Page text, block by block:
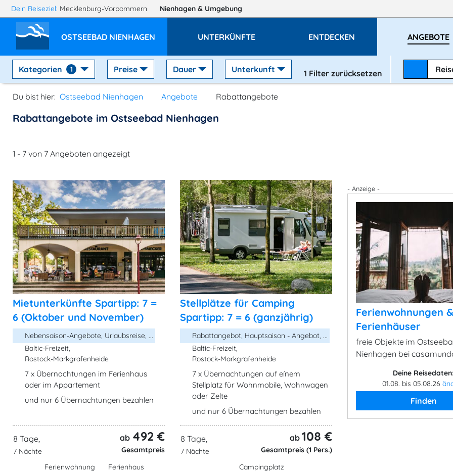
Dein Reiseziel: Mecklenburg-Vorpommern Nienhagen & Umgebung
OSTSEEBAD NIENHAGEN UNTERKÜNFTE ENTDECKEN ANGEBOTE
Kategorien 1 Preise Dauer Unterkunft 1 Filter zurücksetzen
Du bist hier: Ostseebad Nienhagen Angebote Rabattangebote
Rabattangebote im Ostseebad Nienhagen
1 - 7 von 7 Angeboten angezeigt
Mietunterkünfte Spartipp: 7 =
6 (Oktober und November)
Nebensaison-Angebote, Urlaubsreise, ...
Baltic-Freizeit,
Rostock-Markgrafenheide
7 x Übernachtungen im Ferienhaus
oder im Appartement
und nur 6 Übernachtungen bezahlen
8 Tage,
7 Nächte
ab 492 €
Gesamtpreis
Ferienwohnung
Ferienhaus
Stellplätze für Camping
Spartipp: 7 = 6 (ganzjährig)
Rabattangebot, Hauptsaison - Angebot, ...
Baltic-Freizeit,
Rostock-Markgrafenheide
7 x Übernachtungen auf eínem
Stellplatz für Wohnmobile, Wohnwagen
oder Zelte
und nur 6 Übernachtungen bezahlen
8 Tage,
7 Nächte
ab 108 €
Gesamtpreis (1 Pers.)
Campingplatz
- Anzeige -
Ferienwohnungen &
Ferienhäuser
freie Objekte im
Nienhagen bei
Deine
01.08. bis 05.08.26
Finden